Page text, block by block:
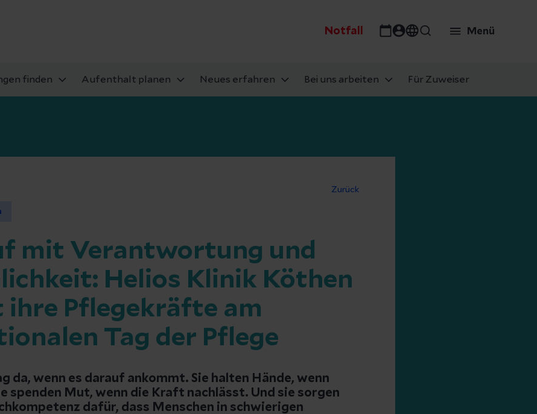
Notfall Menü
finden Aufenthalt planen Neues erfahren Bei uns arbeiten Für Zuweiser
Zurück
mit Verantwortung und
Helios Klinik Köthen
Pflegekräfte am
Tag der Pflege
da, wenn es darauf ankommt. Sie halten Hände, wenn
spenden Mut, wenn die Kraft nachlässt. Und sie sorgen
dafür, dass Menschen in schwierigen